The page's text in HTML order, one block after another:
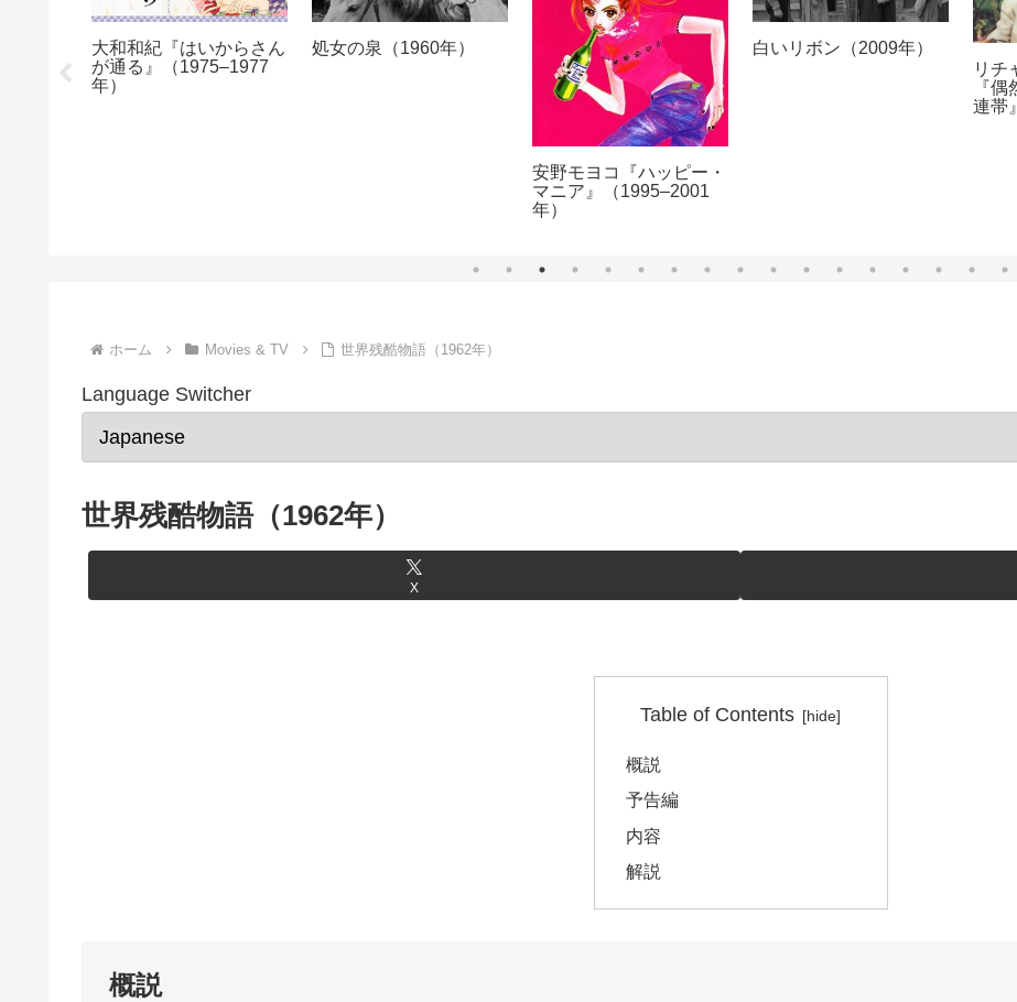
図書館
大和和紀『はいからさん
が通る』（1975–1977
年）
処女の泉（1960年）
安野モヨコ『ハッピー・
マニア』（1995–2001
年）
白いリボン（2009年）
リチ
『
連帯
ホーム Movies & TV 世界残酷物語（1962年）
Language Switcher
世界残酷物語（1962年）
X
Table of Contents
概説
予告編
内容
解説
概説